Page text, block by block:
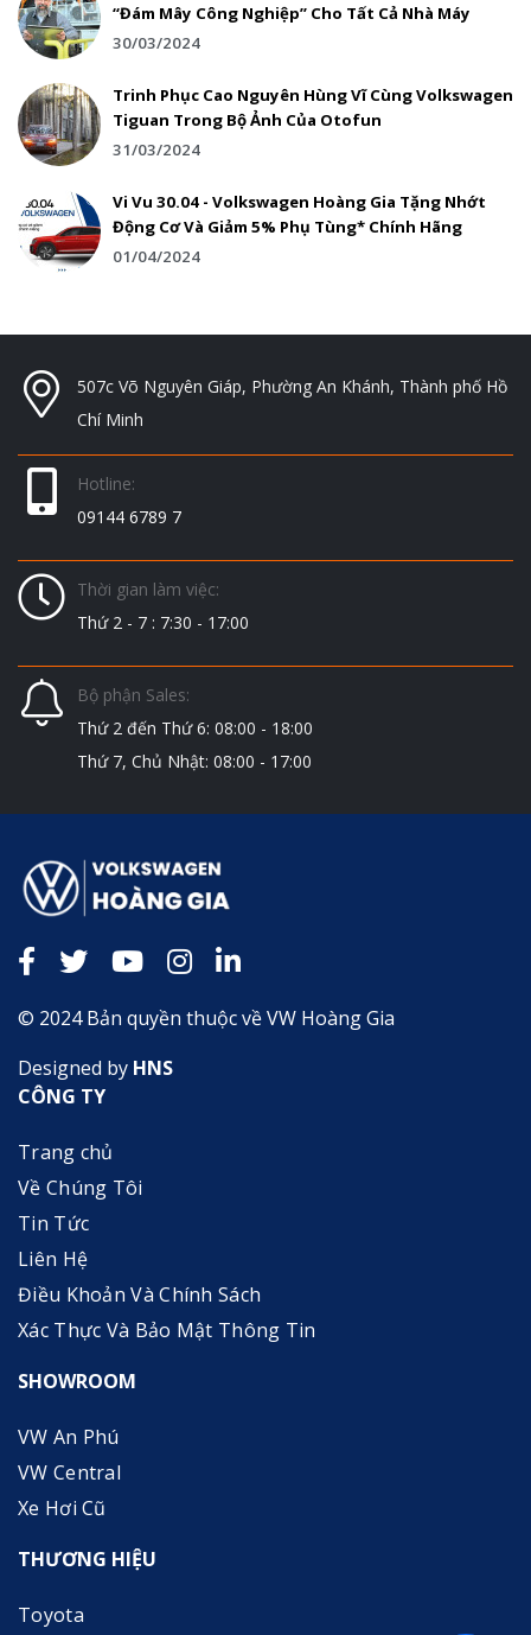
“Đám Mây Công Nghiệp” Cho Tất Cả Nhà Máy
30/03/2024
Trinh Phục Cao Nguyên Hùng Vĩ Cùng Volkswagen
Tiguan Trong Bộ Ảnh Của Otofun
31/03/2024
Vi Vu 30.04 - Volkswagen Hoàng Gia Tặng Nhớt
Động Cơ Và Giảm 5% Phụ Tùng* Chính Hãng
01/04/2024
507c Võ Nguyên Giáp, Phường An Khánh, Thành phố Hồ
Chí Minh
Hotline:
09144 6789 7
Thời gian làm việc:
Thứ 2 - 7 : 7:30 - 17:00
Bộ phận Sales:
Thứ 2 đến Thứ 6: 08:00 - 18:00
Thứ 7, Chủ Nhật: 08:00 - 17:00
© 2024 Bản quyền thuộc về VW Hoàng Gia
Designed by HNS
CÔNG TY
Trang chủ
Về Chúng Tôi
Tin Tức
Liên Hệ
Điều Khoản Và Chính Sách
Xác Thực Và Bảo Mật Thông Tin
SHOWROOM
VW An Phú
VW Central
Xe Hơi Cũ
THƯƠNG HIỆU
Toyota